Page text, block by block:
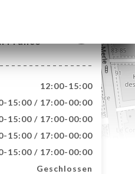
France
12:00-15:00
15:00 / 17:00-00:00
15:00 / 17:00-00:00
15:00 / 17:00-00:00
15:00 / 17:00-00:00
Geschlossen